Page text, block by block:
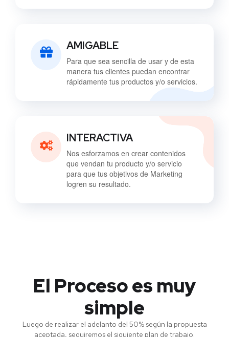
AMIGABLE
Para que sea sencilla de usar y de esta
manera tus clientes puedan encontrar
rápidamente tus productos y/o servicios.
INTERACTIVA
Nos esforzamos en crear contenidos
que vendan tu producto y/o servicio
para que tus objetivos de Marketing
logren su resultado.
El Proceso es muy
simple
Luego de realizar el adelanto del 50% según la propuesta
aceptada, seguiremos el siguiente plan de trabajo.